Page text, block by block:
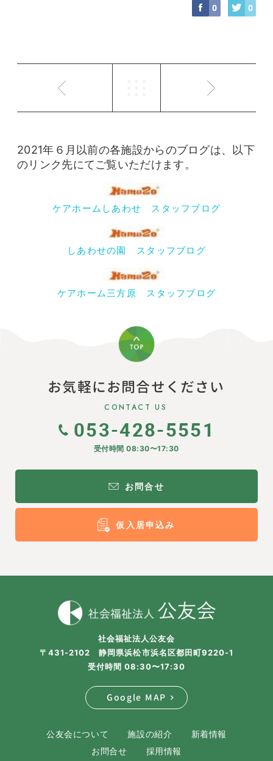
0 0
2021年６月以前の各施設からのブログは、以下
のリンク先にてご覧いただけます。
ケアホームしあわせ スタッフブログ
しあわせの園 スタッフブログ
ケアホーム三方原 スタッフブログ
お気軽にお問合せください
CONTACT US
053-428-5551
受付時間 08:30〜17:30
お問合せ
仮入居申込み
社会福祉法人公友会
〒431-2102 静岡県浜松市浜名区都田町9220-1
受付時間 08:30〜17:30
Google MAP
公友会について 施設の紹介
新着情報
お問合せ
採用情報